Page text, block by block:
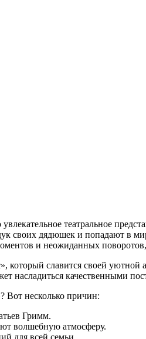
театральное
своих дядюшек и попадают в
и неожиданных поворотов,
который славится своей
насладиться качественными
Вот несколько причин:
Гримм.
волшебную атмосферу.
для всей семьи.